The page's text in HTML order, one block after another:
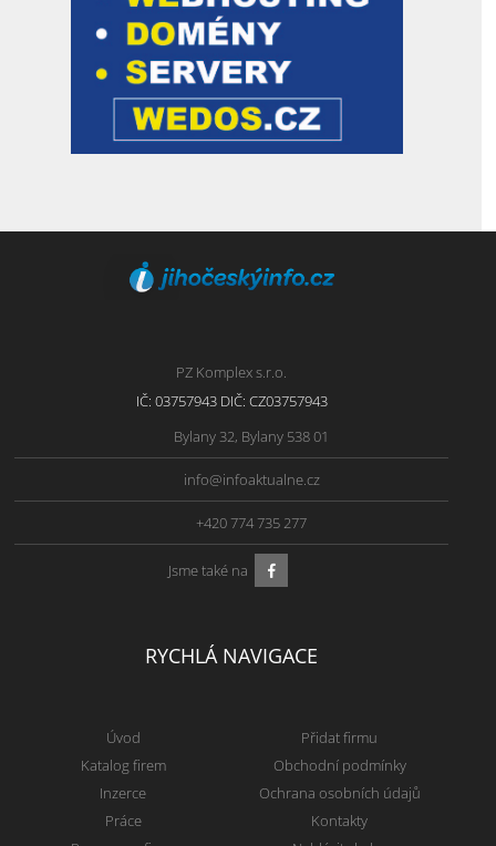
PZ Komplex s.r.o.
IČ: 03757943 DIČ: CZ03757943
Bylany 32, Bylany 538 01
info@infoaktualne.cz
+420 774 735 277
Jsme také na
RYCHLÁ NAVIGACE
Úvod
Katalog firem
Inzerce
Práce
Přidat firmu
Obchodní podmínky
Ochrana osobních údajů
Kontakty